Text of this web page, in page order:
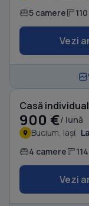
5 camere
Vezi
900 €/ lună
Bucium, Iași
4 camere
Vezi